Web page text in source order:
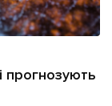
прогнозують